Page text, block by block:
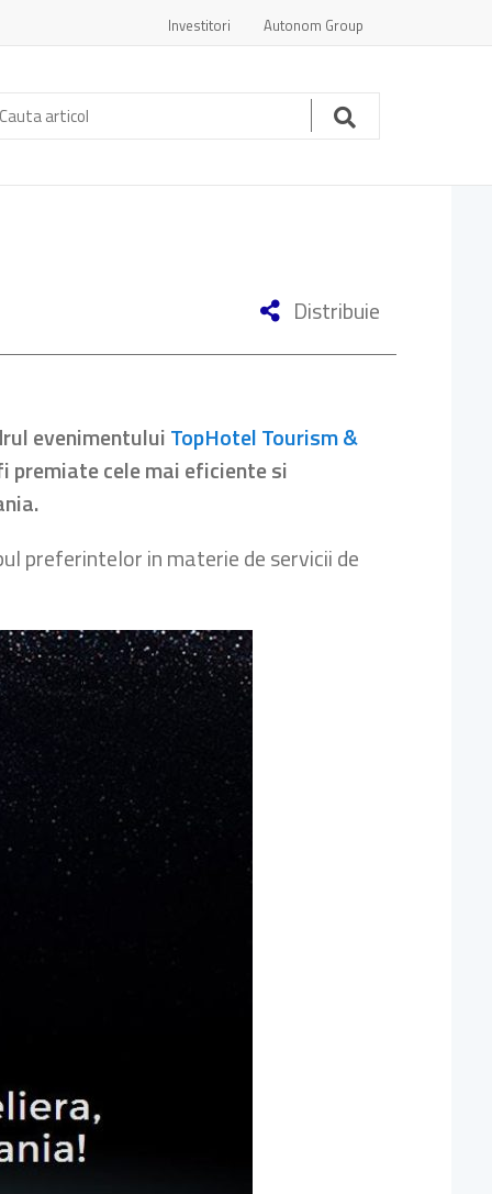
Investitori Autonom Group
Cauta
Distribuie
evenimentuluiTopHotel Tourism &
premiate cele mai eficiente si
preferintelor in materie de servicii de